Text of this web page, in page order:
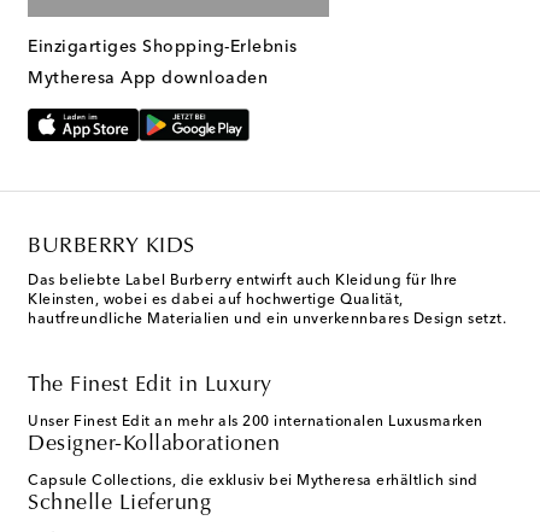
Einzigartiges Shopping-Erlebnis
Mytheresa App downloaden
BURBERRY KIDS
Das beliebte Label Burberry entwirft auch Kleidung für Ihre
Kleinsten, wobei es dabei auf hochwertige Qualität,
hautfreundliche Materialien und ein unverkennbares Design setzt.
The Finest Edit in Luxury
Unser Finest Edit an mehr als 200 internationalen Luxusmarken
Designer-Kollaborationen
Capsule Collections, die exklusiv bei Mytheresa erhältlich sind
Schnelle Lieferung